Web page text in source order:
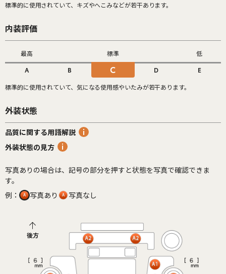
標準的に使用されていて、キズやへこみなどが若干あります。
内装評価
最高 標準 低
A B C D E
標準的に使用されていて、気になる使用感やいたみが若干あります。
外装状態
品質に関する用語解説
外装状態の見方
写真ありの場合は、記号の部分を押すと状態を写真で確認できま
す。
例：
写真あり 写真なし
後方